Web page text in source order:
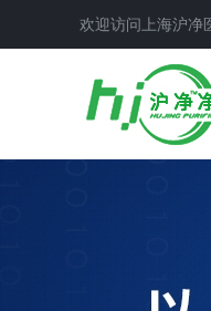
欢迎访问上海沪净